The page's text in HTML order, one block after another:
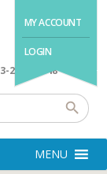
MY ACCOUNT
LOGIN
2845-4648
MENU